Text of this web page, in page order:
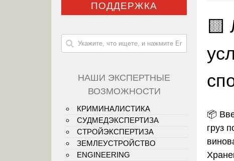
🟨
📦
груз
ПОДДЕРЖКА
НАШИ ЭКСПЕРТНЫЕ
ВОЗМОЖНОСТИ
КРИМИНАЛИСТИКА
СУДМЕДЭКСПЕРТИЗА
СТРОЙЭКСПЕРТИЗА
ЗЕМЛЕУСТРОЙСТВО
ENGINEERING